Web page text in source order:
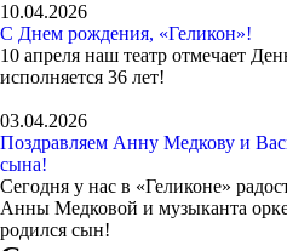
10.04.2026
С Днем рождения, «Геликон»!
10 апреля наш театр отмечает
исполняется 36 лет!
03.04.2026
Поздравляем Анну Медкову и
сына!
Сегодня у нас в «Геликоне»
Анны Медковой и музыканта
родился сын!